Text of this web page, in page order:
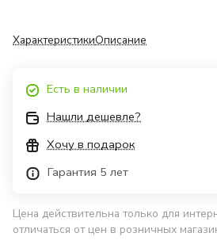
ХарактеристикиОписание
Есть в наличии
Нашли дешевле?
Хочу в подарок
Гарантия 5 лет
Цена действительна только для
отличаться от цен в розничных